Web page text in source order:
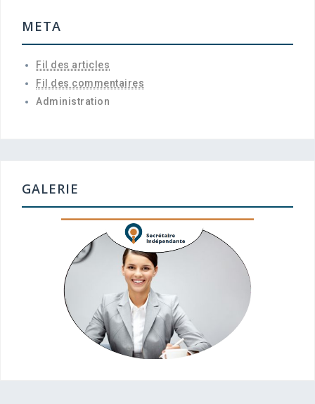
META
Fil des articles
Fil des commentaires
Administration
GALERIE